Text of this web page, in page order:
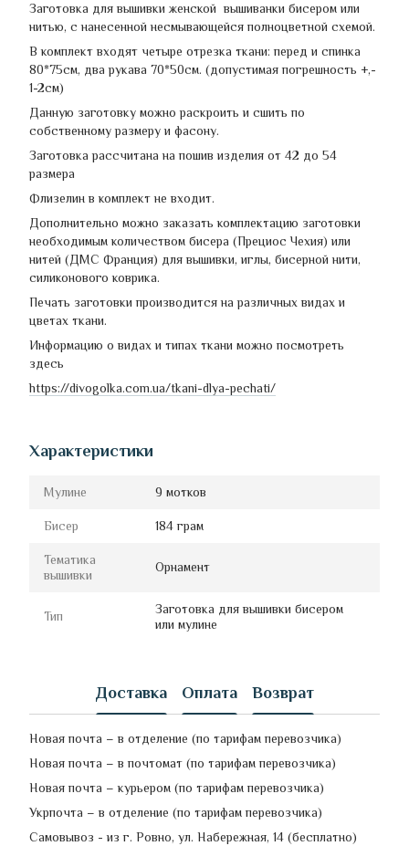
Заготовка для вышивки женской вышиванки бисером или
нитью, с нанесенной несмывающейся полноцветной схемой.
В комплект входят четыре отрезка ткани: перед и спинка
80*75см, два рукава 70*50см. (допустимая погрешность +,-
1-2см)
Данную заготовку можно раскроить и сшить по
собственному размеру и фасону.
Заготовка рассчитана на пошив изделия от 42 до 54
размера
Флизелин в комплект не входит.
Дополнительно можно заказать комплектацию заготовки
необходимым количеством бисера (Прециос Чехия) или
нитей (ДМС Франция) для вышивки, иглы, бисерной нити,
силиконового коврика.
Печать заготовки производится на различных видах и
цветах ткани.
Информацию о видах и типах ткани можно посмотреть
здесь
https://divogolka.com.ua/tkani-dlya-pechati/
Характеристики
Мулине 9 мотков
Бисер 184 грам
Тематика
вышивки
Орнамент
Тип
Заготовка для вышивки бисером
или мулине
Доставка Оплата Возврат
Новая почта – в отделение (по тарифам перевозчика)
Новая почта – в почтомат (по тарифам перевозчика)
Новая почта – курьером (по тарифам перевозчика)
Укрпочта – в отделение (по тарифам перевозчика)
Самовывоз - из г. Ровно, ул. Набережная, 14 (бесплатно)